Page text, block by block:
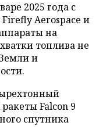
2025 года с
Aerospace и
на
топлива не
и
Falcon 9
спутника